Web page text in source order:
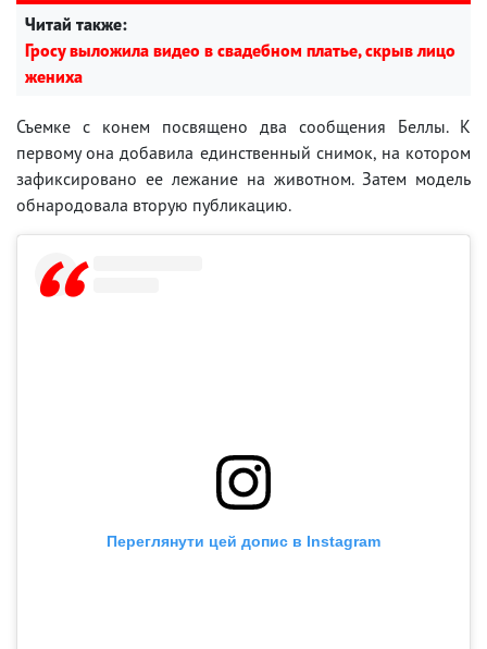
Читай также:
Гросу выложила видео в свадебном платье, скрыв лицо
жениха
Съемке с конем посвящено два сообщения Беллы. К
первому она добавила единственный снимок, на котором
зафиксировано ее лежание на животном. Затем модель
обнародовала вторую публикацию.
Переглянути цей допис в Instagram